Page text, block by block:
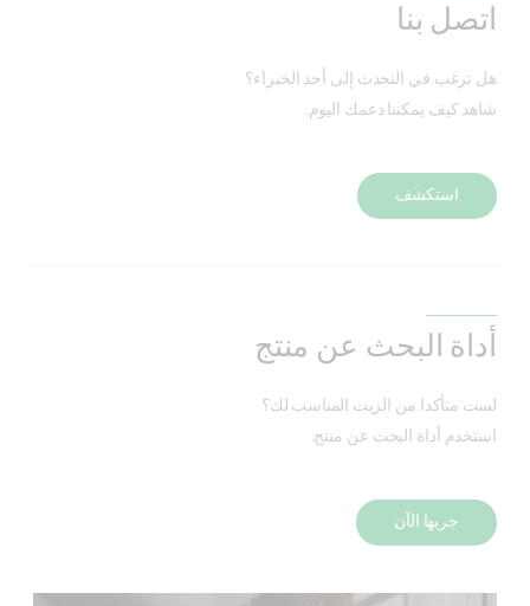
اتصل بنا
هل ترغب في التحدث إلى أحد الخبراء؟
شاهد كيف يمكننا دعمك اليوم.
استكشف
أداة البحث عن منتج
لست متأكدا من الزيت المناسب لك؟
استخدم أداة البحث عن منتج.
جربها الآن